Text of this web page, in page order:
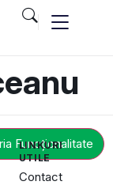
Funcționalitate
LINKURI
UTILE
Contact